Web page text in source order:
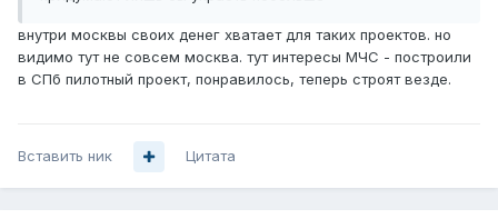
внутри москвы своих денег хватает для таких проектов. но
видимо тут не совсем москва. тут интересы МЧС - построили
в СПб пилотный проект, понравилось, теперь строят везде.
Вставить ник Цитата